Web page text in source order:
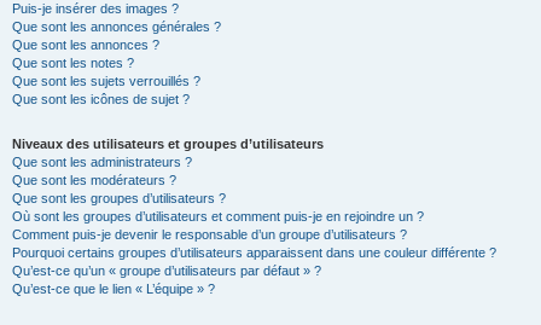
Puis-je insérer des images ?
Que sont les annonces générales ?
Que sont les annonces ?
Que sont les notes ?
Que sont les sujets verrouillés ?
Que sont les icônes de sujet ?
Niveaux des utilisateurs et groupes d’utilisateurs
Que sont les administrateurs ?
Que sont les modérateurs ?
Que sont les groupes d’utilisateurs ?
Où sont les groupes d’utilisateurs et comment puis-je en rejoindre un ?
Comment puis-je devenir le responsable d’un groupe d’utilisateurs ?
Pourquoi certains groupes d’utilisateurs apparaissent dans une couleur différente ?
Qu’est-ce qu’un « groupe d’utilisateurs par défaut » ?
Qu’est-ce que le lien « L’équipe » ?